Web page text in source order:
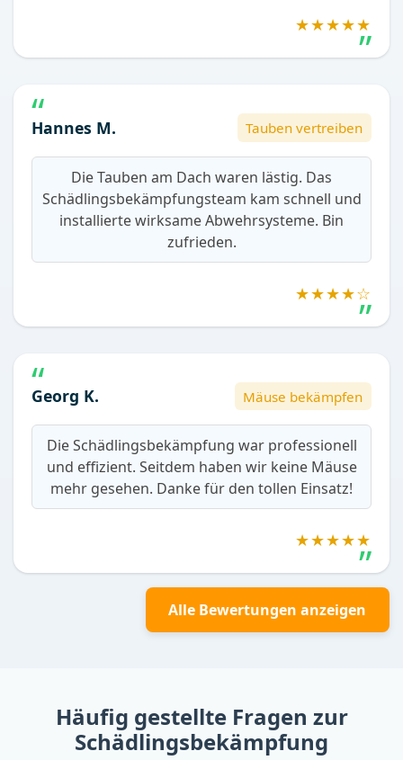
★★★★★
Hannes M. Tauben vertreiben
Die Tauben am Dach waren lästig. Das
Schädlingsbekämpfungsteam kam schnell und
installierte wirksame Abwehrsysteme. Bin
zufrieden.
★★★★☆
Georg K. Mäuse bekämpfen
Die Schädlingsbekämpfung war professionell
und effizient. Seitdem haben wir keine Mäuse
mehr gesehen. Danke für den tollen Einsatz!
★★★★★
Alle Bewertungen anzeigen
Häufig gestellte Fragen zur
Schädlingsbekämpfung